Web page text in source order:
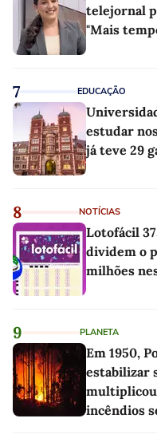
telejornal
"Mais
7 EDUCAÇÃO
estudar
já teve 29
8 NOTÍCIAS
Lotofácil
dividem o
milhões
9 PLANETA
Em 1950,
estabilizar
multiplicou
incêndios